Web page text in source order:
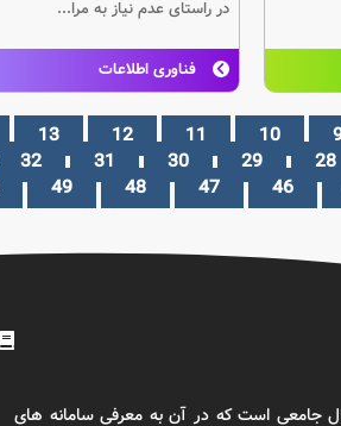
در راستای عدم نیاز به مرا...
فناوری اطلاعات
10
11
12
13
28
29
30
31
32
46
47
48
49
جامعی است که در آن به معرفی سامانه های